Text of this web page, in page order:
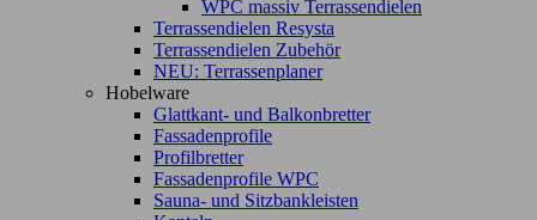
WPC massiv Terrassendielen
Terrassendielen Resysta
Terrassendielen Zubehör
NEU: Terrassenplaner
Hobelware
Glattkant- und Balkonbretter
Fassadenprofile
Profilbretter
Fassadenprofile WPC
Sauna- und Sitzbankleisten